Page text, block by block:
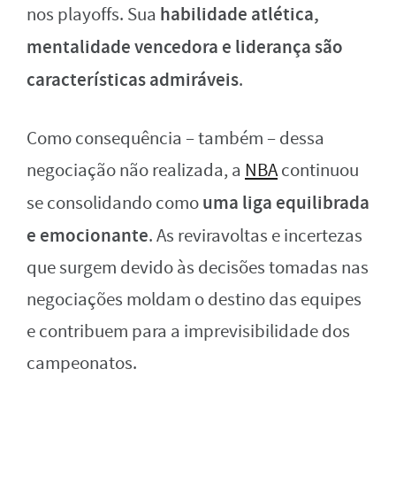
nos playoffs. Sua habilidade atlética,
mentalidade vencedora e liderança são
características admiráveis.
Como consequência – também – dessa
negociação não realizada, a NBAcontinuou
se consolidando comouma liga equilibrada
e emocionante. As reviravoltas e incertezas
que surgem devido às decisões tomadas nas
negociações moldam o destino das equipes
e contribuem para a imprevisibilidade dos
campeonatos.